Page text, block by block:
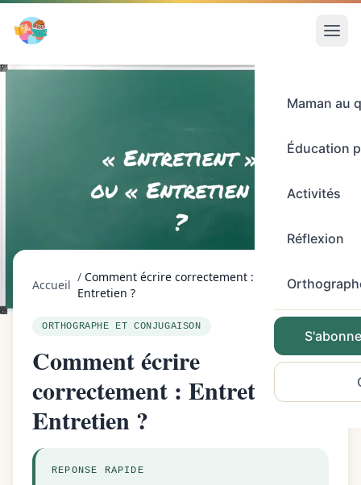
Maman au
Éducation
Activités
Réflexion
Accueil
/ Comment écrire correctement : Entretient ou
Entretien ?
ORTHOGRAPHE ET CONJUGAISON
Comment écrire
correctement : Entretient ou
Entretien ?
REPONSE RAPIDE